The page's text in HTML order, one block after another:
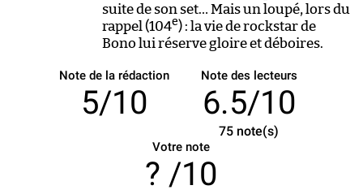
suite de son set… Mais un loupé, lors du
rappel (104e) : la vie de rockstar de
Bono lui réserve gloire et déboires.
Note de la rédaction
5/10
Note des lecteurs
6.5/10
75 note(s)
Votre note
/10